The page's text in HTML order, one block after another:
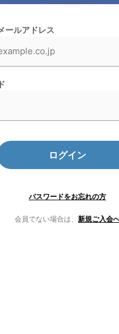
ールアドレス
ログイン
パスワードをお忘れの方
会員でない場合は、 新規ご入会